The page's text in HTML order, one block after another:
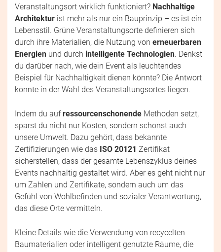
Veranstaltungsort wirklich funktioniert? Nachhaltige
Architektur ist mehr als nur ein Bauprinzip – es ist ein
Lebensstil. Grüne Veranstaltungsorte definieren sich
durch ihre Materialien, die Nutzung von erneuerbaren
Energien und durch intelligente Technologien. Denkst
du darüber nach, wie dein Event als leuchtendes
Beispiel für Nachhaltigkeit dienen könnte? Die Antwort
könnte in der Wahl des Veranstaltungsortes liegen.
Indem du aufressourcenschonende Methoden setzt,
sparst du nicht nur Kosten, sondern schonst auch
unsere Umwelt. Dazu gehört, dass bekannte
Zertifizierungen wie das ISO 20121 Zertifikat
sicherstellen, dass der gesamte Lebenszyklus deines
Events nachhaltig gestaltet wird. Aber es geht nicht nur
um Zahlen und Zertifikate, sondern auch um das
Gefühl von Wohlbefinden und sozialer Verantwortung,
das diese Orte vermitteln.
Kleine Details wie die Verwendung von recycelten
Baumaterialien oder intelligent genutzte Räume, die